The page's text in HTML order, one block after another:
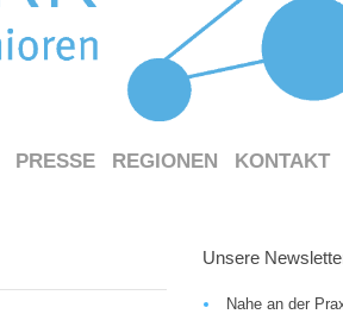
PRESSE REGIONEN KONTAKT
Unsere
Nahe an der